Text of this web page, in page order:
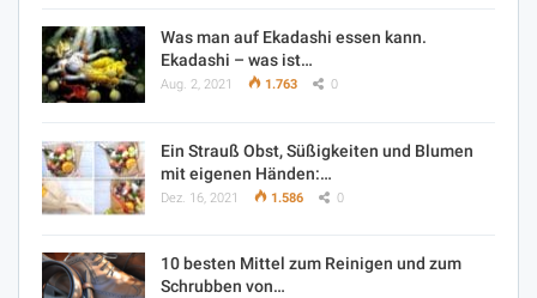
Was man auf Ekadashi essen kann.
Ekadashi – was ist…
Aug. 2, 2021 1.763 0
Ein Strauß Obst, Süßigkeiten und Blumen
mit eigenen Händen:…
Dez. 16, 2021 1.586 0
10 besten Mittel zum Reinigen und zum
Schrubben von…